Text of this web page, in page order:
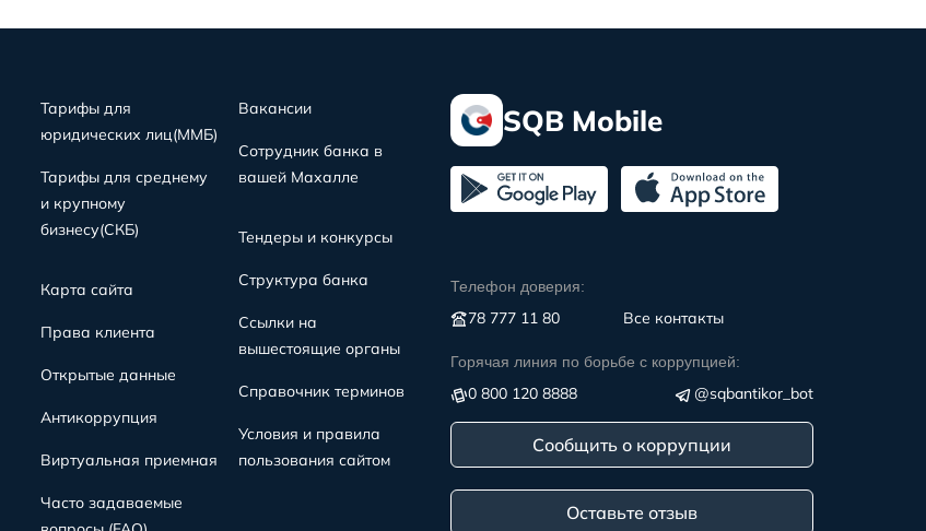
Тарифы для
юридических лиц(MMБ)
Тарифы для среднему
и крупному
бизнесу(СКБ)
Карта сайта
Права клиента
Открытые данные
Антикоррупция
Виртуальная приемная
Часто задаваемые
Вакансии
Сотрудник банка в
вашей Махалле
Тендеры и конкурсы
Структура банка
Ссылки на
вышестоящие органы
Справочник терминов
Условия и правила
пользования сайтом
SQB Mobile
Телефон доверия:
78 777 11 80 Все контакты
Горячая линия по борьбе с коррупцией:
0 800 120 8888 @sqbantikor_bot
Сообщить о коррупции
Оставьте отзыв